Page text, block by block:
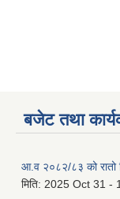
बजेट तथा
आ.व २०८२/८३ को रातो
मिति: 2025 Oct 31 -